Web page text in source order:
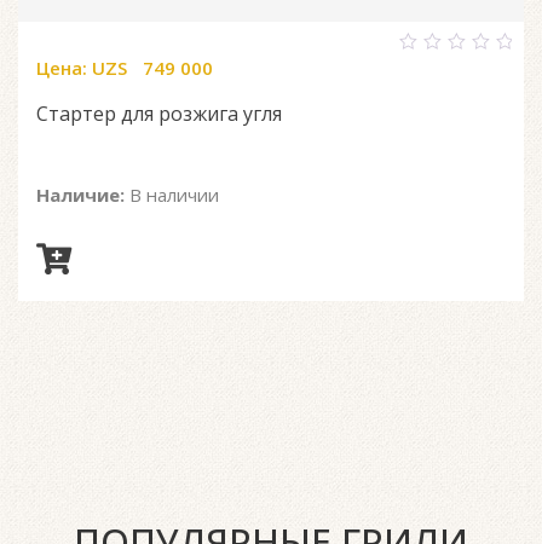
Цена: UZS 749 000
Стартер для розжига угля
Наличие: В наличии